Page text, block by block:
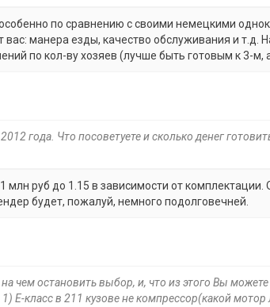
по сравнению с своими немецкими
вас: манера езды, качество обслуживания и
по кол-ву хозяев (лучше быть готовым к 3-м,
года. Что посоветуете и сколько денег
млн руб до 1.15 в зависимости от комплектации.
будет, пожалуй, немного подолговечней.
чем остановить выбор, и, что из этого Вы
Е-класс в 211 кузове не компрессор(какой